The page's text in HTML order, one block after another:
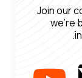
Join our
we’re